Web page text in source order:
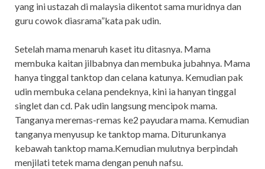
yang ini ustazah di malaysia dikentot sama muridnya dan
guru cowok diasrama”kata pak udin.
Setelah mama menaruh kaset itu ditasnya. Mama
membuka kaitan jilbabnya dan membuka jubahnya. Mama
hanya tinggal tanktop dan celana katunya. Kemudian pak
udin membuka celana pendeknya, kini ia hanyan tinggal
singlet dan cd. Pak udin langsung mencipok mama.
Tanganya meremas-remas ke2 payudara mama. Kemudian
tanganya menyusup ke tanktop mama. Diturunkanya
kebawah tanktop mama.Kemudian mulutnya berpindah
menjilati tetek mama dengan penuh nafsu.